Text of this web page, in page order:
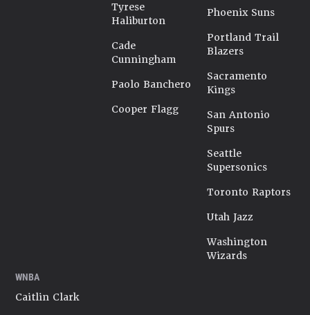
Tyrese
Haliburton
Cade
Cunningham
Paolo Banchero
Cooper Flagg
Phoenix Suns
Portland Trail
Blazers
Sacramento
Kings
San Antonio
Spurs
Seattle
Supersonics
Toronto Raptors
Utah Jazz
Washington
Wizards
WNBA
Caitlin Clark